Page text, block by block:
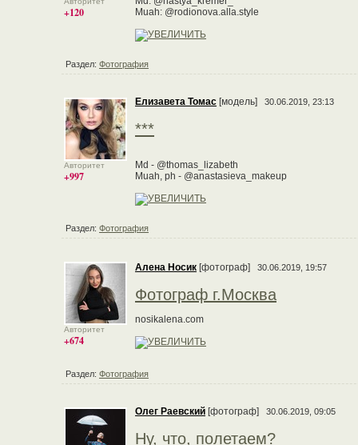
+120
Muah: @rodionova.alla.style
Раздел: Фотография
Авторитет
+997
Елизавета Томас [модель] 30.06.2019, 23:13
***
Md - @thomas_lizabeth
Muah, ph - @anastasieva_makeup
Раздел: Фотография
Авторитет
+674
Алена Носик [фотограф] 30.06.2019, 19:57
Фотограф г.Москва
nosikalena.com
Раздел: Фотография
Олег Раевский [фотограф] 30.06.2019, 09:05
Ну, что, полетаем?